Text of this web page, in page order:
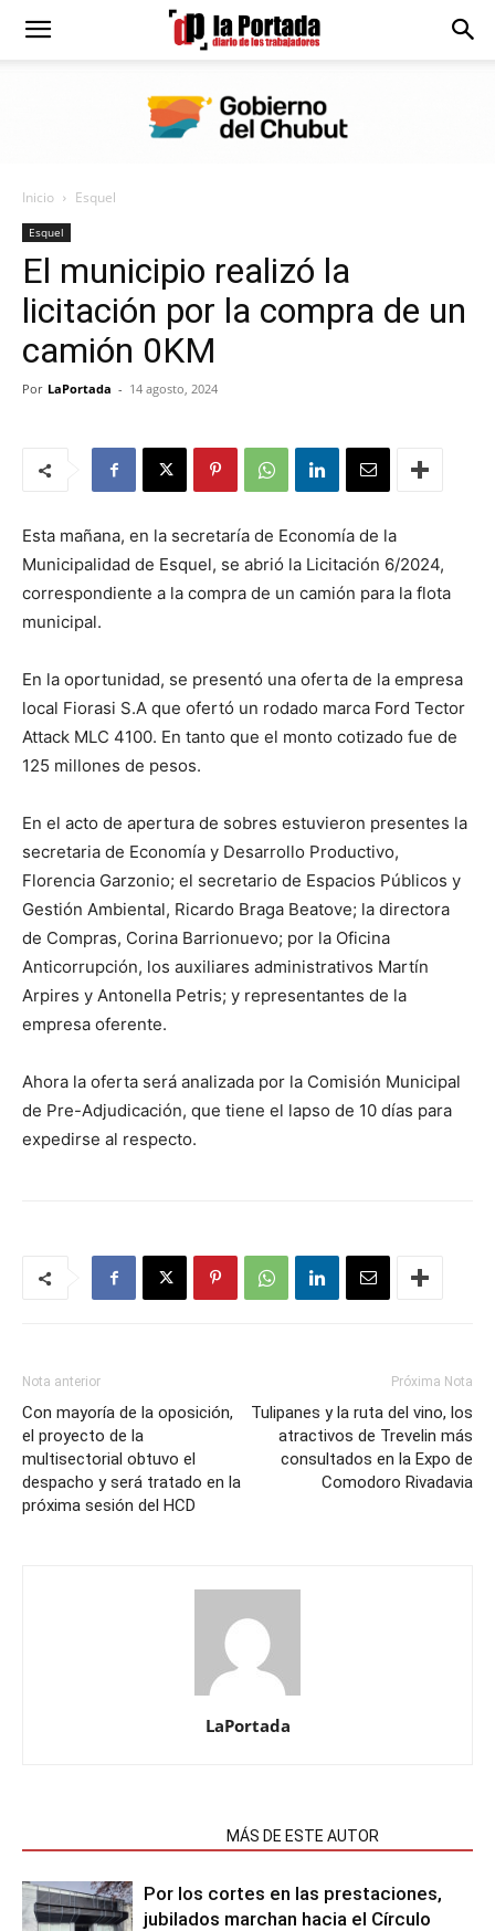
Diario
Portada
Inicio Esquel
Esquel
El municipio realizó la
licitación por la compra de un
camión 0KM
Por LaPortada - 14 agosto, 2024
Esta mañana, en la secretaría de Economía de la
Municipalidad de Esquel, se abrió la Licitación 6/2024,
correspondiente a la compra de un camión para la flota
municipal.
En la oportunidad, se presentó una oferta de la empresa
local Fiorasi S.A que ofertó un rodado marca Ford Tector
Attack MLC 4100. En tanto que el monto cotizado fue de
125 millones de pesos.
En el acto de apertura de sobres estuvieron presentes la
secretaria de Economía y Desarrollo Productivo,
Florencia Garzonio; el secretario de Espacios Públicos y
Gestión Ambiental, Ricardo Braga Beatove; la directora
de Compras, Corina Barrionuevo; por la Oficina
Anticorrupción, los auxiliares administrativos Martín
Arpires y Antonella Petris; y representantes de la
empresa oferente.
Ahora la oferta será analizada por la Comisión Municipal
de Pre-Adjudicación, que tiene el lapso de 10 días para
expedirse al respecto.
Nota anterior
Con mayoría de la oposición,
el proyecto de la
multisectorial obtuvo el
despacho y será tratado en la
próxima sesión del HCD
Próxima Nota
Tulipanes y la ruta del vino, los
atractivos de Trevelin más
consultados en la Expo de
Comodoro Rivadavia
LaPortada
MÁS DE ESTE AUTOR
Por los cortes en las prestaciones,
jubilados marchan hacia el Círculo